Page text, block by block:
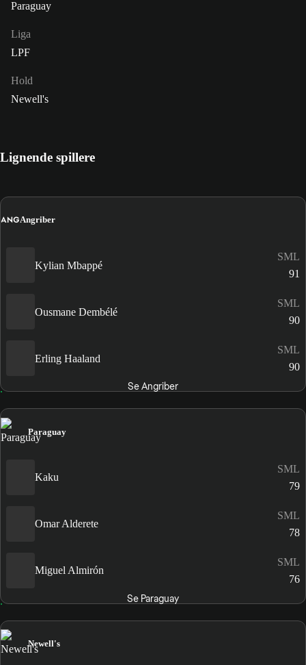
Paraguay
Liga
LPF
Hold
Newell's
Lignende spillere
ANGAngriber
Kylian Mbappé
SML
91
Ousmane Dembélé
SML
90
Erling Haaland
SML
90
Se Angriber
Paraguay
Kaku
SML
79
Omar Alderete
SML
78
Miguel Almirón
SML
76
Se Paraguay
Newell's